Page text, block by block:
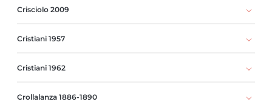
Crisciolo 2009
Cristiani 1957
Cristiani 1962
Crollalanza 1886-1890